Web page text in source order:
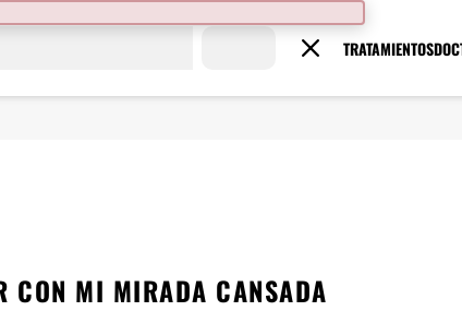
TRATAMIENTOS
CON MI MIRADA CANSADA